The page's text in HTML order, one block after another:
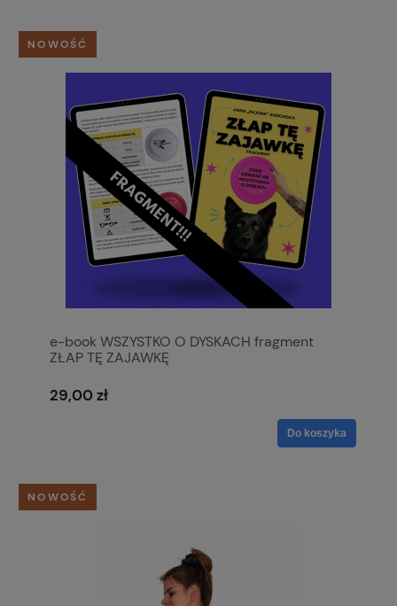
e-book WSZYSTKO O DYSKACH fragment
ZŁAP TĘ ZAJAWKĘ
29,00 zł
Do koszyka
NOWOŚĆ
NOWOŚĆ